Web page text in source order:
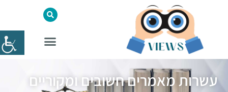
עשרות מאמרים חשובים ומקוריים